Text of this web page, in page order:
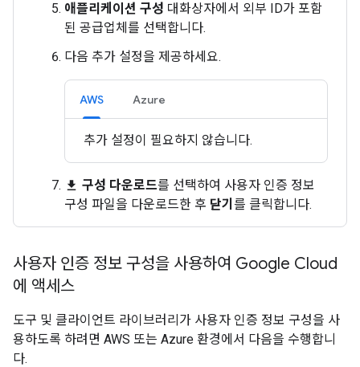
애플리케이션 구성 대화상자에서 외부 ID가 포함
된 공급업체를 선택합니다.
다음 추가 설정을 제공하세요.
AWS Azure
추가 설정이 필요하지 않습니다.
file_download 구성 다운로드를 선택하여 사용자 인증 정보
구성 파일을 다운로드한 후 닫기 를 클릭합니다.
사용자 인증 정보 구성을 사용하여 Google Cloud
에 액세스
도구 및 클라이언트 라이브러리가 사용자 인증 정보 구성을 사
용하도록 하려면 AWS 또는 Azure 환경에서 다음을 수행합니
다.